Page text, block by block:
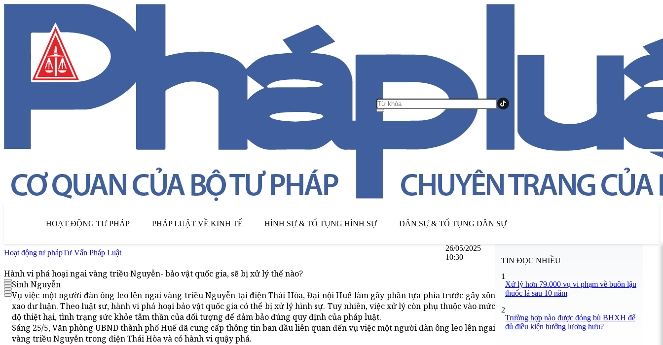
HOẠT ĐỘNG TƯ PHÁP PHÁP LUẬT VỀ KINH TẾ HÌNH SỰ & TỐ TỤNG HÌNH SỰ DÂN SỰ & TỐ TỤNG DÂN SỰ
Hoạt động tư phápTư Vấn Pháp Luật
26/05/2025
10:30
Hành vi phá hoại ngai vàng triều Nguyễn- bảo vật quốc gia, sẽ bị xử lý thế nào?
Sinh Nguyễn
Vụ việc một người đàn ông leo lên ngai vàng triều Nguyễn tại điện Thái Hòa, Đại nội Huế làm gãy phần tựa phía trước gây xôn
xao dư luận. Theo luật sư, hành vi phá hoại bảo vật quốc gia có thể bị xử lý hình sự. Tuy nhiên, việc xử lý còn phụ thuộc vào mức
độ thiệt hại, tình trạng sức khỏe tâm thần của đối tượng để đảm bảo đúng quy định của pháp luật.
Sáng 25/5, Văn phòng UBND thành phố Huế đã cung cấp thông tin ban đầu liên quan đến vụ việc một người đàn ông leo lên ngai
vàng triều Nguyễn trong điện Thái Hòa và có hành vi quậy phá.
TIN ĐỌC NHIỀU
1
Xử lý hơn 79.000 vụ vi phạm về buôn lậu
thuốc lá sau 10 năm
2
Trường hợp nào được đóng bù BHXH để
đủ điều kiện hưởng lương hưu?